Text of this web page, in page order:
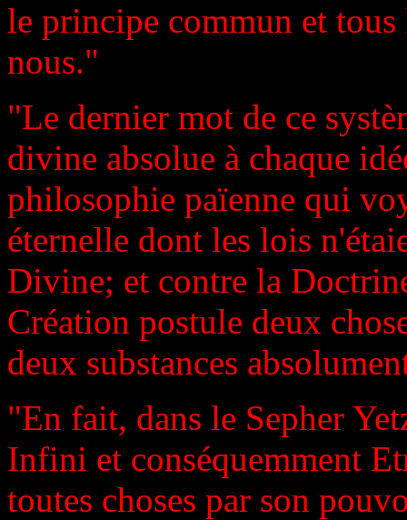
le principe commun et
nous."
"Le dernier mot de ce
divine absolue à chaque
philosophie païenne qui
éternelle dont les lois
Divine; et contre la
Création postule deux
deux substances
"En fait, dans le Sepher
Infini et conséquemment
toutes choses par son